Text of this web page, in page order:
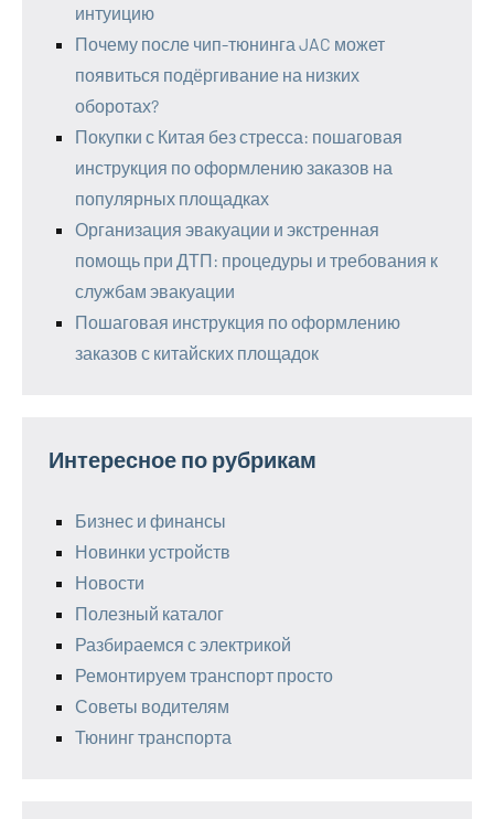
интуицию
Почему после чип-тюнинга JAC может
появиться подёргивание на низких
оборотах?
Покупки с Китая без стресса: пошаговая
инструкция по оформлению заказов на
популярных площадках
Организация эвакуации и экстренная
помощь при ДТП: процедуры и требования к
службам эвакуации
Пошаговая инструкция по оформлению
заказов с китайских площадок
Интересное по рубрикам
Бизнес и финансы
Новинки устройств
Новости
Полезный каталог
Разбираемся с электрикой
Ремонтируем транспорт просто
Советы водителям
Тюнинг транспорта